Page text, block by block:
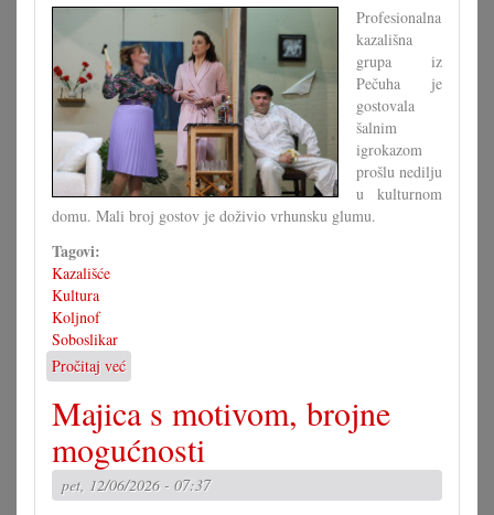
Profesionalna
kazališna
grupa iz
Pečuha je
gostovala
šalnim
igrokazom
prošlu nedilju
u kulturnom
domu. Mali broj gostov je doživio vrhunsku glumu.
Tagovi:
Kazališće
Kultura
Koljnof
Soboslikar
Pročitaj već
Igrokaz
»Soboslikar«
u
Koljnofu
Majica s motivom, brojne
mogućnosti
pet, 12/06/2026 - 07:37